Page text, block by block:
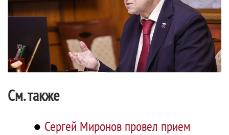
См. также
● Сергей Миронов провел прием